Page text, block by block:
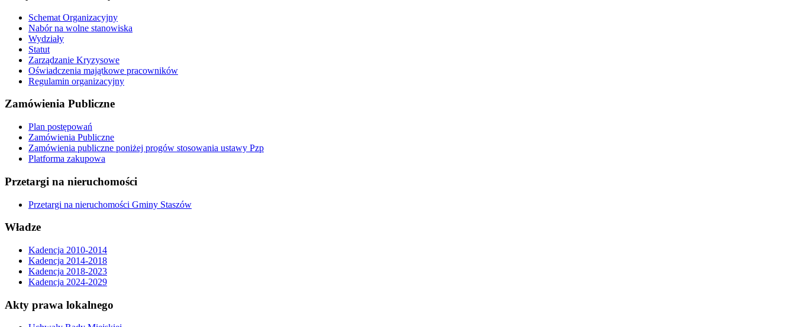
Schemat Organizacyjny
Nabór na wolne stanowiska
Wydziały
Statut
Zarządzanie Kryzysowe
Oświadczenia majątkowe pracowników
Regulamin organizacyjny
Zamówienia Publiczne
Plan postępowań
Zamówienia Publiczne
Zamówienia publiczne poniżej progów stosowania ustawy Pzp
Platforma zakupowa
Przetargi na nieruchomości
Przetargi na nieruchomości Gminy Staszów
Władze
Kadencja 2010-2014
Kadencja 2014-2018
Kadencja 2018-2023
Kadencja 2024-2029
Akty prawa lokalnego